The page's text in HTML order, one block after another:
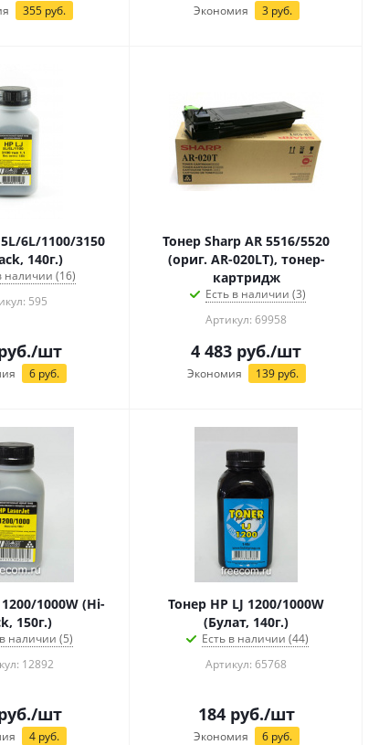
355руб. Экономия 3руб.
6L/1100/3150
140г.)
наличии (16)
595
/шт
6руб.
Тонер Sharp AR 5516/5520
(ориг. AR-020LT), тонер-
картридж
Есть в наличии (3)
Артикул: 69958
4 483 руб./шт
Экономия 139руб.
1000W (Hi-
150г.)
наличии (5)
12892
/шт
4руб.
Тонер HP LJ 1200/1000W
(Булат, 140г.)
Есть в наличии (44)
Артикул: 65768
184руб./шт
Экономия 6руб.